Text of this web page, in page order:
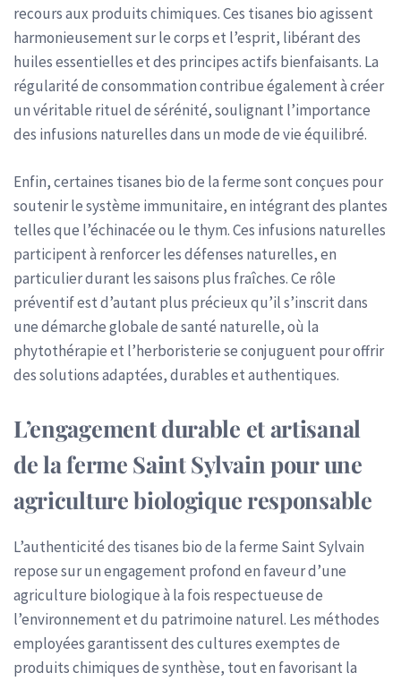
recours aux produits chimiques. Ces tisanes bio agissent
harmonieusement sur le corps et l’esprit, libérant des
huiles essentielles et des principes actifs bienfaisants. La
régularité de consommation contribue également à créer
un véritable rituel de sérénité, soulignant l’importance
des infusions naturelles dans un mode de vie équilibré.
Enfin, certaines tisanes bio de la ferme sont conçues pour
soutenir le système immunitaire, en intégrant des plantes
telles que l’échinacée ou le thym. Ces infusions naturelles
participent à renforcer les défenses naturelles, en
particulier durant les saisons plus fraîches. Ce rôle
préventif est d’autant plus précieux qu’il s’inscrit dans
une démarche globale de santé naturelle, où la
phytothérapie et l’herboristerie se conjuguent pour offrir
des solutions adaptées, durables et authentiques.
L’engagement durable et artisanal
de la ferme Saint Sylvain pour une
agriculture biologique responsable
L’authenticité des tisanes bio de la ferme Saint Sylvain
repose sur un engagement profond en faveur d’une
agriculture biologique à la fois respectueuse de
l’environnement et du patrimoine naturel. Les méthodes
employées garantissent des cultures exemptes de
produits chimiques de synthèse, tout en favorisant la